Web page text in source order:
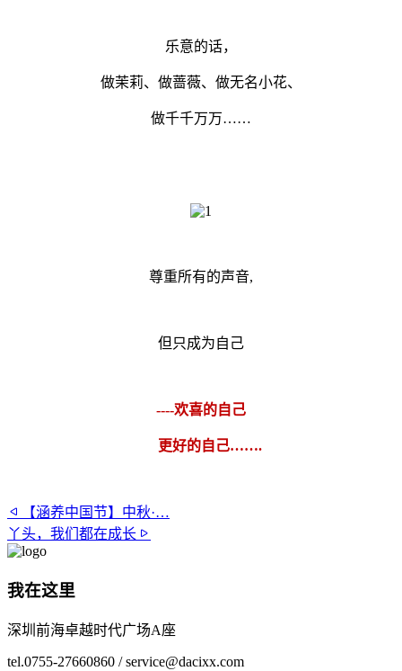
乐意的话，
做茉莉、做蔷薇、做无名小花、
做千千万万……
尊重所有的声音,
但只成为自己
----欢喜的自己
更好的自己…….
【涵养中国节】中秋·…
丫头，我们都在成长
我在这里
深圳前海卓越时代广场A座
tel.0755-27660860 / service@dacixx.com